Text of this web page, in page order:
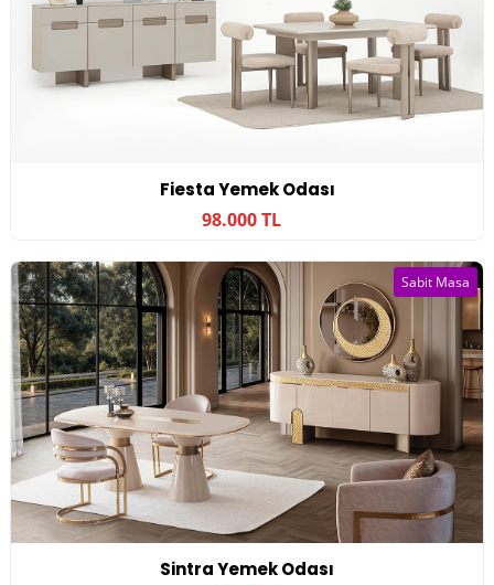
Fiesta Yemek Odası
98.000 TL
Sintra Yemek Odası
Sabit Masa